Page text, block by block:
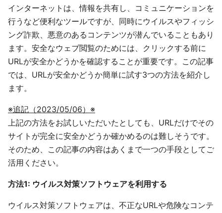
インターネットは、情報を共有し、コミュニケーションを
行うなど便利なツールですが、同時にウイルスやフィッシ
ング詐欺、悪意のあるコンテンツが潜んでいることもあり
ます。安全なウェブ閲覧のためには、クリックする前に
URLが安全かどうかを確認することが重要です。この記事
では、URLが安全かどうか簡単に試す3つの方法を紹介し
ます。
※追記（2023/05/06）※
上記の方法をお試しいただいたとしても、URLだけでその
サイトが完全に安全かどうか確かめるのは難しそうです。
そのため、この記事の内容はあくまで一つの手段としてご
活用ください。
方法1: ウイルス対策ソフトウェアを利用する
ウイルス対策ソフトウェアは、不正なURLや危険なコンテ